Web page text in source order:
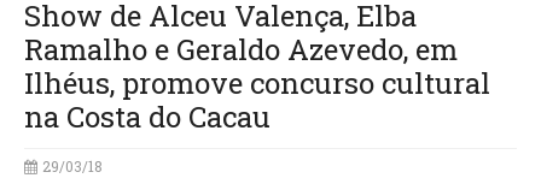
Show de Alceu Valença, Elba
Ramalho e Geraldo Azevedo, em
Ilhéus, promove concurso cultural
na Costa do Cacau
29/03/18